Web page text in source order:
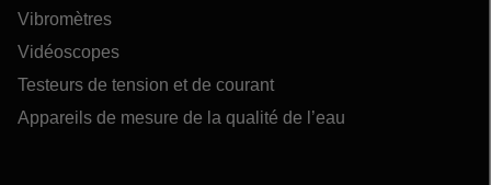
Vibromètres
Vidéoscopes
Testeurs de tension et de courant
Appareils de mesure de la qualité de l’eau